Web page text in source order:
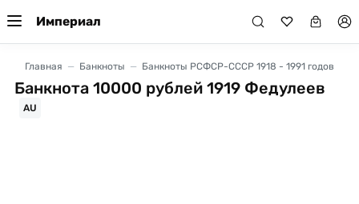
Империал
Главная Банкноты Банкноты РСФСР-СССР 1918 - 1991 годов
Банкнота 10000 рублей 1919 Федулеев
AU